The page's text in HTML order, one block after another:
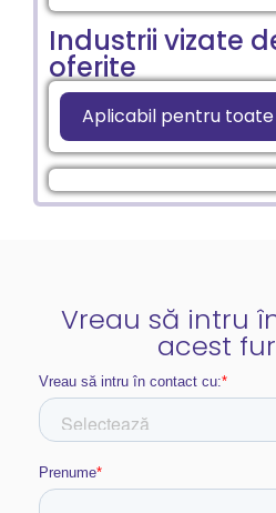
Industrii vizate
oferite
Aplicabil pentru
Vreau să intru
acest